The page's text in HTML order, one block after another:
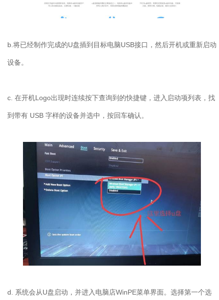
b. 将已经制作完成的U盘插到目标电脑USB接口，然后开机或重新启动
设备。
c. 在开机Logo出现时连续按下查询到的快捷键，进入启动项列表，找
到带有 USB 字样的设备并选中，按回车确认。
d. 系统会从U盘启动，并进入电脑店WinPE菜单界面。选择第一个选